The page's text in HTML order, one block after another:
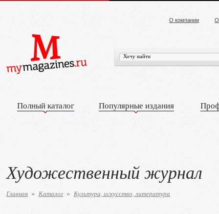
О компании
Полный каталог Популярные издания
Художественный журнал
Главная » Каталог » Культура, искусство, литература